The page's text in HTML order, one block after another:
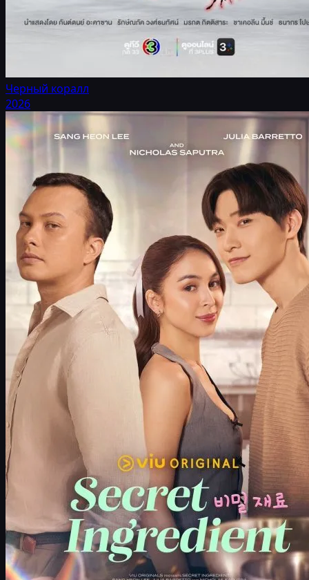
Черный коралл
2026